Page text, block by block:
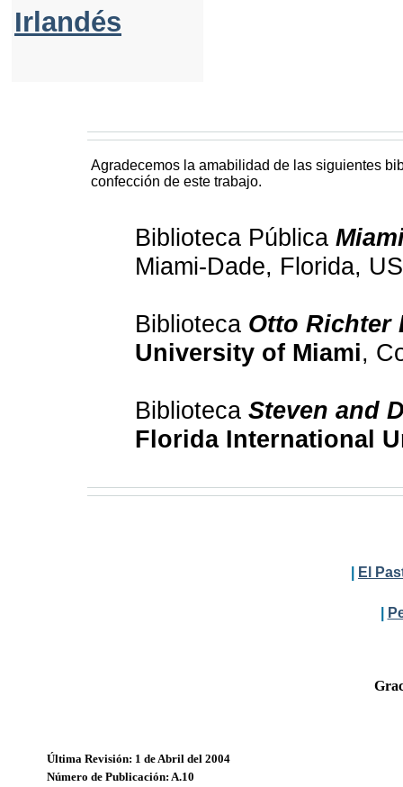
Irlandés
Agradecemos la amabilidad de las siguientes
confección de este trabajo.
Biblioteca Pública
Miami-Dade, Florida,
Biblioteca Otto Richter
University of Miami,
Biblioteca Steven and
Florida International
El
Última Revisión: 1 de Abril del 2004
Número de Publicación: A.10